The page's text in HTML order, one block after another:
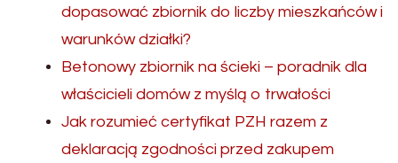
dopasować zbiornik do liczby mieszkańców i
warunków działki?
Betonowy zbiornik na ścieki – poradnik dla
właścicieli domów z myślą o trwałości
Jak rozumieć certyfikat PZH razem z
deklaracją zgodności przed zakupem